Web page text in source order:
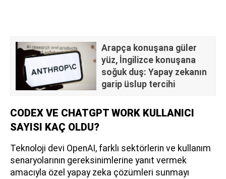
Arapça konuşana güler
yüz, İngilizce konuşana
soğuk duş: Yapay zekanın
garip üslup tercihi
CODEX VE CHATGPT WORK KULLANICI
SAYISI KAÇ OLDU?
Teknoloji devi OpenAI, farklı sektörlerin ve kullanım
senaryolarının gereksinimlerine yanıt vermek
amacıyla özel yapay zeka çözümleri sunmayı